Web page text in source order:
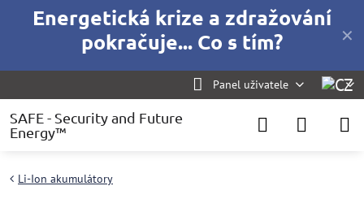
✕
Energetická krize a zdražování
pokračuje... Co s tím?
Panel uživatele
SAFE - Security and Future
Energy™
Li-Ion akumulátory